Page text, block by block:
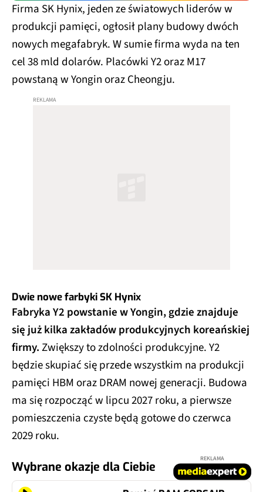
Firma SK Hynix, jeden ze światowych liderów w
produkcji pamięci, ogłosił plany budowy dwóch
nowych megafabryk. W sumie firma wyda na ten
cel 38 mld dolarów. Placówki Y2 oraz M17
powstaną w Yongin oraz Cheongju.
Dwie nowe farbyki SK Hynix
Fabryka Y2 powstanie w Yongin, gdzie znajduje
się już kilka zakładów produkcyjnych koreańskiej
firmy.Zwiększy to zdolności produkcyjne. Y2
będzie skupiać się przede wszystkim na produkcji
pamięci HBM oraz DRAM nowej generacji. Budowa
ma się rozpocząć w lipcu 2027 roku, a pierwsze
pomieszczenia czyste będą gotowe do czerwca
2029 roku.
Wybrane okazje dla Ciebie
REKLAMA